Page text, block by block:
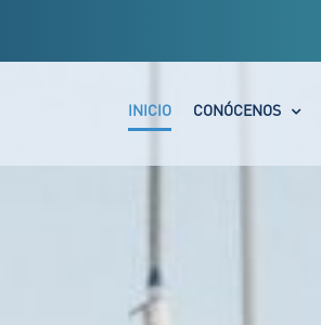
INICIO CONÓCENOS